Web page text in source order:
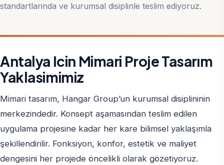
standartlarinda ve kurumsal disiplinle teslim ediyoruz.
Antalya Icin Mimari Proje Tasarım
Yaklasimimiz
Mimari tasarım, Hangar Group’un kurumsal disiplininin
merkezindedir. Konsept aşamasından teslim edilen
uygulama projesine kadar her kare bilimsel yaklaşımla
şekillendirilir. Fonksiyon, konfor, estetik ve maliyet
dengesini her projede öncelikli olarak gözetiyoruz.